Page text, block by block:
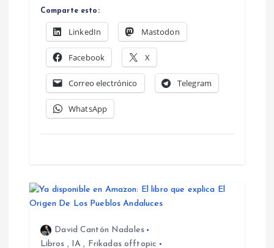
Comparte esto:
LinkedIn Mastodon
Facebook X
Correo electrónico Telegram
WhatsApp
David Cantón Nadales
Libros , IA , Frikadas offtopic